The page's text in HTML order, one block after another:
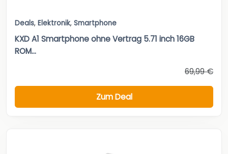
Deals, Elektronik, Smartphone
KXD A1 Smartphone ohne Vertrag 5.71 inch 16GB
ROM...
69,99 €
Zum Deal